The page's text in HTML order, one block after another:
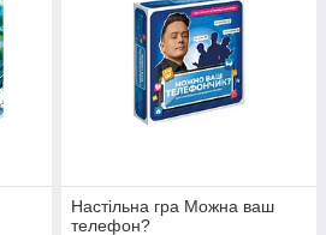
Настільна гра Можна ваш
телефон?